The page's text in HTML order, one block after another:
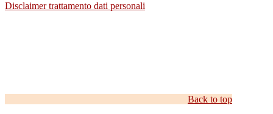
Disclaimer trattamento dati personali
Back to top